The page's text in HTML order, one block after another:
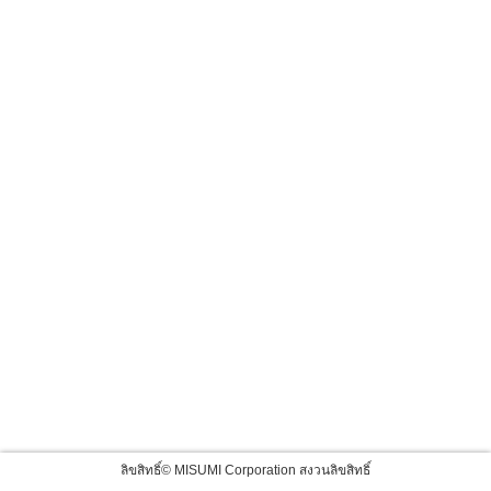
ลิขสิทธิ์© MISUMI Corporation สงวนลิขสิทธิ์